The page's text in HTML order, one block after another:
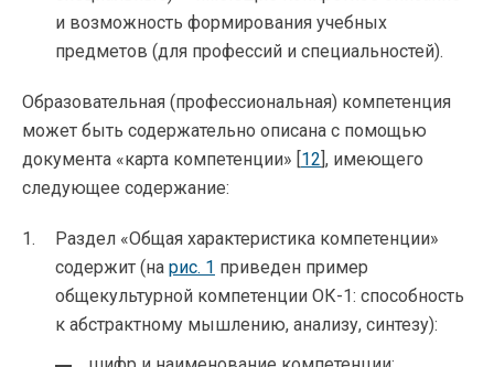
и возможность формирования учебных
предметов (для профессий и специальностей).
Образовательная (профессиональная) компетенция
может быть содержательно описана с помощью
документа «карта компетенции» [12], имеющего
следующее содержание:
Раздел «Общая характеристика компетенции»
содержит (на рис. 1 приведен пример
общекультурной компетенции ОК-1: способность
к абстрактному мышлению, анализу, синтезу):